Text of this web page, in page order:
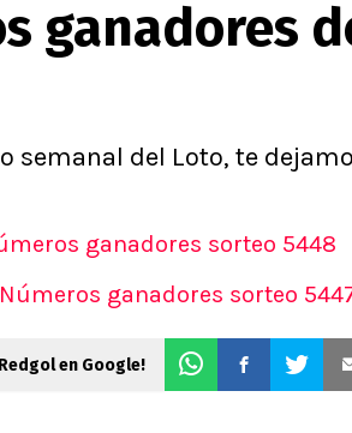
ganadores
semanal del Loto, te
ganadores sorteo 5448
ganadores sorteo
en Google!